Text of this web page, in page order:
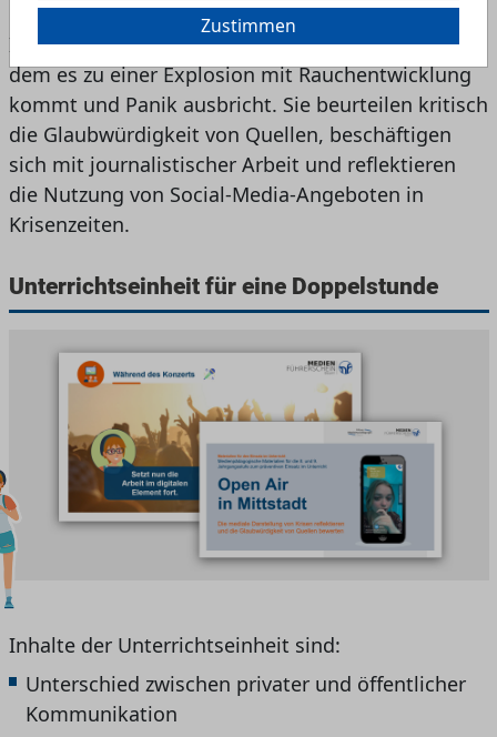
und Schüler beschäftigen sich mit der
Informationslage über ein fiktives Konzert, bei
dem es zu einer Explosion mit Rauchentwicklung
kommt und Panik ausbricht. Sie beurteilen kritisch
die Glaubwürdigkeit von Quellen, beschäftigen
sich mit journalistischer Arbeit und reflektieren
die Nutzung von Social-Media-Angeboten in
Krisenzeiten.
Unterrichtseinheit für eine Doppelstunde
Inhalte der Unterrichtseinheit sind:
Unterschied zwischen privater und öffentlicher
Kommunikation
Zustimmen